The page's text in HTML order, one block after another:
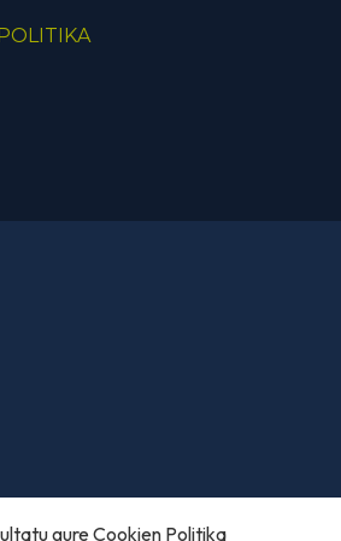
gureCookien Politika